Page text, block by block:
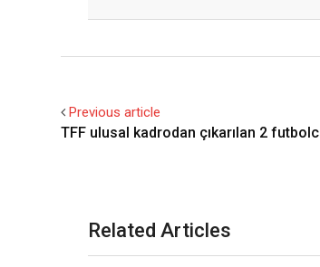
Previous article
TFF ulusal kadrodan çıkarılan 2
Related Articles